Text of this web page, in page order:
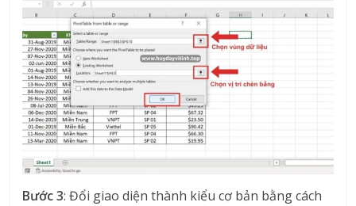
Bước 3: Đổi giao diện thành kiểu cơ bản bằng cách